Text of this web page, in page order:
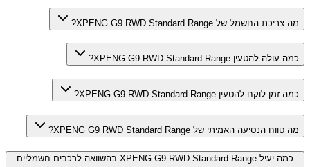
מה צריכת החשמל של XPENG G9 RWD Standard Range?
כמה עולה להטעין XPENG G9 RWD Standard Range?
כמה זמן לוקח להטעין XPENG G9 RWD Standard Range?
מה טווח הנסיעה האמיתי של XPENG G9 RWD Standard Range?
כמה יעיל XPENG G9 RWD Standard Range בהשוואה לרכבים חשמליים